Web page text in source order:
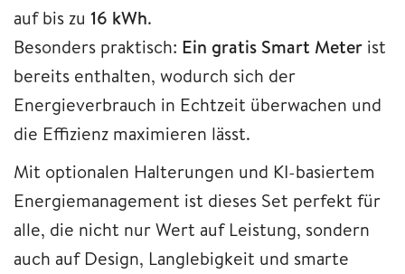
auf bis zu 16 kWh.
Besonders praktisch: Ein gratis Smart Meter ist
bereits enthalten, wodurch sich der
Energieverbrauch in Echtzeit überwachen und
die Effizienz maximieren lässt.
Mit optionalen Halterungen und KI-basiertem
Energiemanagement ist dieses Set perfekt für
alle, die nicht nur Wert auf Leistung, sondern
auch auf Design, Langlebigkeit und smarte